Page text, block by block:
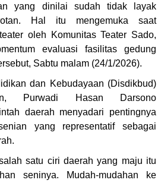
yang dinilai sudah tidak layak
Hal itu mengemuka saat
oleh Komunitas Teater Sado,
evaluasi fasilitas gedung
Sabtu malam (24/1/2026).
dan Kebudayaan (Disdikbud)
Purwadi Hasan Darsono
daerah menyadari pentingnya
yang representatif sebagai
satu ciri daerah yang maju itu
seninya. Mudah-mudahan ke